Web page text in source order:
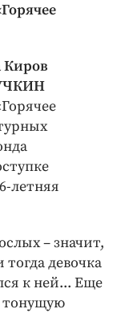
Киров
летняя
– значит,
девочка
к ней... Еще
тонущую